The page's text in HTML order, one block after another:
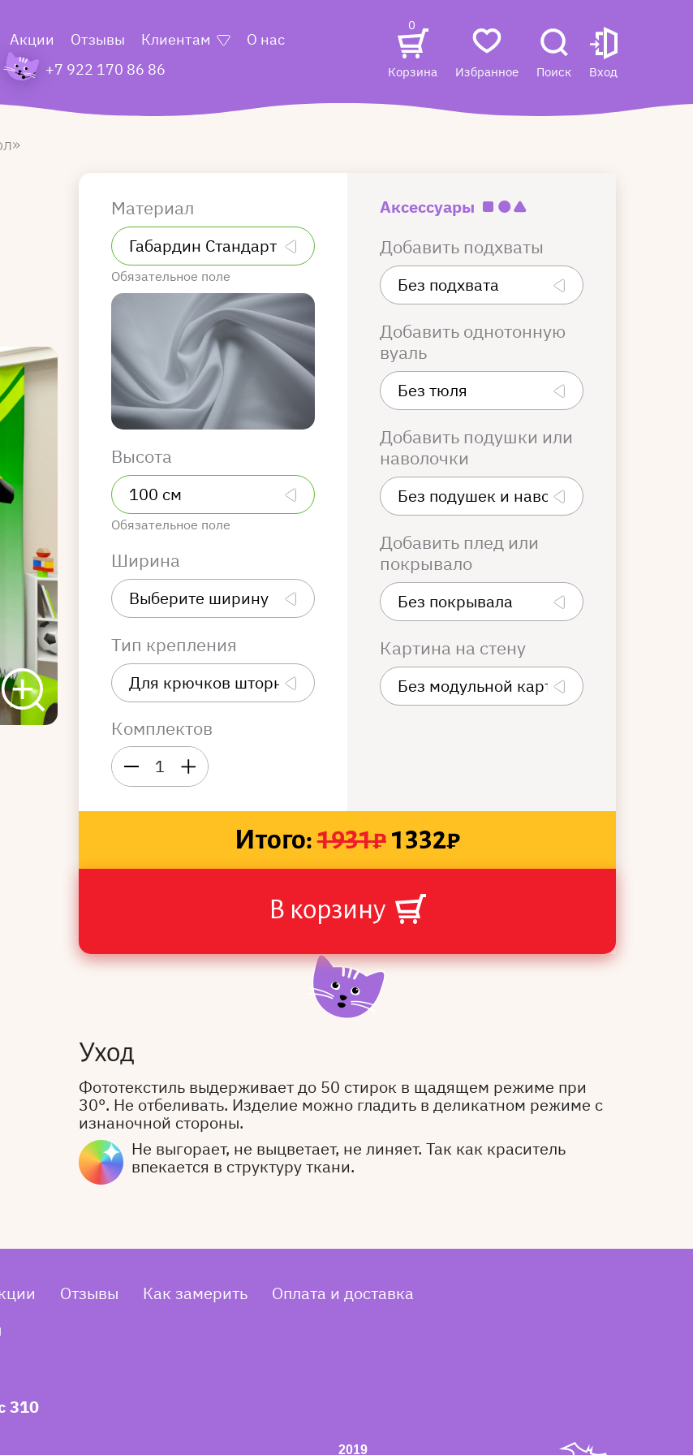
Акции Отзывы Клиентам
О нас
+7 922 170 86 86
0
Корзина Избранное Поиск Вход
Материал
Обязательное поле
Высота
Обязательное поле
Ширина
Тип крепления
Комплектов
1
Аксессуары
Добавить подхваты
Добавить однотонную
вуаль
Добавить подушки или
наволочки
Добавить плед или
покрывало
Картина на стену
Итого:1931₽1332₽
В корзину
Уход
Фототекстиль выдерживает до 50 стирок в щадящем режиме при
30°. Не отбеливать. Изделие можно гладить в деликатном режиме с
изнаночной стороны.
Не выгорает, не выцветает, не линяет. Так как краситель
впекается в структуру ткани.
Отзывы Как замерить
Оплата и доставка
310